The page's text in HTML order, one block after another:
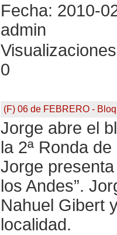
Fecha: 2010-
admin
0
(F) 06 de FEBRERO -
Jorge abre el
la 2ª Ronda
Jorge
los Andes”.
Nahuel Gibert
localidad.